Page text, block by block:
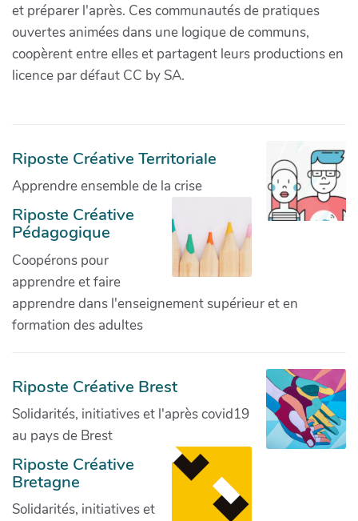
et préparer l'après. Ces communautés de pratiques
ouvertes animées dans une logique de communs,
coopèrent entre elles et partagent leurs productions en
licence par défaut CC by SA.
Riposte Créative Territoriale
Apprendre ensemble de la crise
Riposte Créative
Pédagogique
Coopérons pour
apprendre et faire
apprendre dans l'enseignement supérieur et en
formation des adultes
Riposte Créative Brest
Solidarités, initiatives et l'après covid19
au pays de Brest
Riposte Créative
Bretagne
Solidarités, initiatives et